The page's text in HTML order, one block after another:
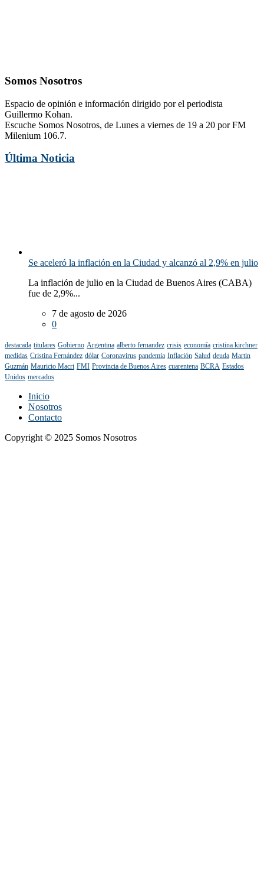
Somos Nosotros
Espacio de opinión e información dirigido por el periodista
Guillermo Kohan.
Escuche Somos Nosotros, de Lunes a viernes de 19 a 20 por FM
Milenium 106.7.
Última Noticia
Se aceleró la inflación en la Ciudad y alcanzó al 2,9% en julio
La inflación de julio en la Ciudad de Buenos Aires (CABA)
fue de 2,9%...
7 de agosto de 2026
0
destacada titulares Gobierno Argentina alberto fernandez crisis economía cristina kirchner
medidas Cristina Fernández dólar Coronavirus pandemia Inflación Salud deuda Martin
Guzmán Mauricio Macri FMI Provincia de Buenos Aires cuarentena BCRA Estados
Unidos mercados
Inicio
Nosotros
Contacto
Copyright © 2025 Somos Nosotros